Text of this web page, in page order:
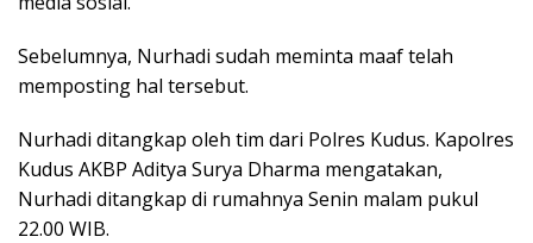
Sebelumnya, Nurhadi sudah meminta maaf telah
memposting hal tersebut.
Nurhadi ditangkap oleh tim dari Polres Kudus. Kapolres
Kudus AKBP Aditya Surya Dharma mengatakan,
Nurhadi ditangkap di rumahnya Senin malam pukul
22.00 WIB.